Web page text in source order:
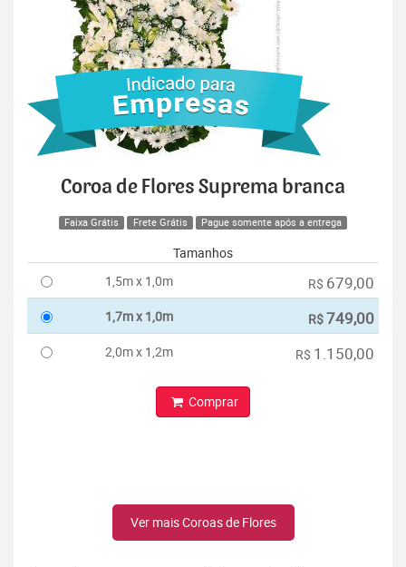
Coroa de Flores Suprema branca
Faixa Grátis Frete Grátis Pague somente após a entrega
Tamanhos
1,5m x 1,0m
R$ 679,00
1,7m x 1,0m R$749,00
2,0m x 1,2m R$ 1.150,00
Comprar
Ver mais Coroas de Flores